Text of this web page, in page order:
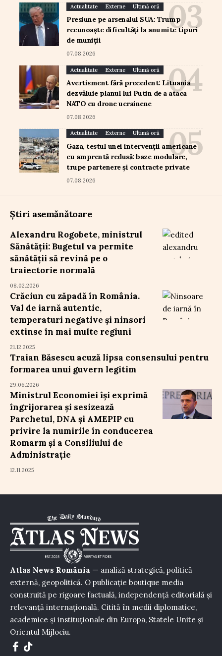
Actualitate Externe Ultimă oră
Presiune pe arsenalul SUA: Trump
recunoaște dificultăți la anumite tipuri
de muniții
07.08.2026
Actualitate Externe Ultimă oră
Avertisment fără precedent: Lituania
dezvăluie planul lui Putin de a ataca
NATO cu drone ucrainene
07.08.2026
Actualitate Externe Ultimă oră
Gaza, testul unei intervenții americane
cu amprentă redusă: baze modulare,
trupe partenere și contracte private
07.08.2026
Știri asemănătoare
Alexandru Rogobete, ministrul
Sănătății: Bugetul va permite
sănătății să revină pe o
traiectorie normală
08.02.2026
Crăciun cu zăpadă în România.
Val de iarnă autentic,
temperaturi negative și ninsori
extinse în mai multe regiuni
21.12.2025
Traian Băsescu acuză lipsa consensului pentru
formarea unui guvern legitim
29.06.2026
Ministrul Economiei își exprimă
îngrijorarea și sesizează
Parchetul, DNA și AMEPIP cu
privire la numirile în conducerea
Romarm și a Consiliului de
Administrație
12.11.2025
Atlas News România — analiză strategică, politică
externă, geopolitică. O publicație boutique media
construită pe rigoare factuală, independență editorială și
relevanță internațională. Citită în medii diplomatice,
academice și instituționale din Europa, Statele Unite și
Orientul Mijlociu.